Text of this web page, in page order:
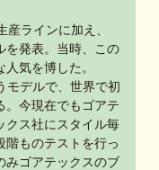
ラインに加え、
を発表。当時、この
気を博した。
モデルで、世界で初
。今現在でもゴアテ
クス社にスタイル毎
階ものテストを行っ
みゴアテックスのブ